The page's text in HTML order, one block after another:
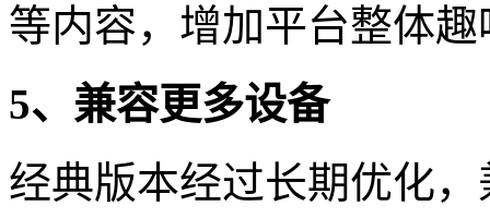
等内容，增加平台整体趣
5、兼容更多设备
经典版本经过长期优化